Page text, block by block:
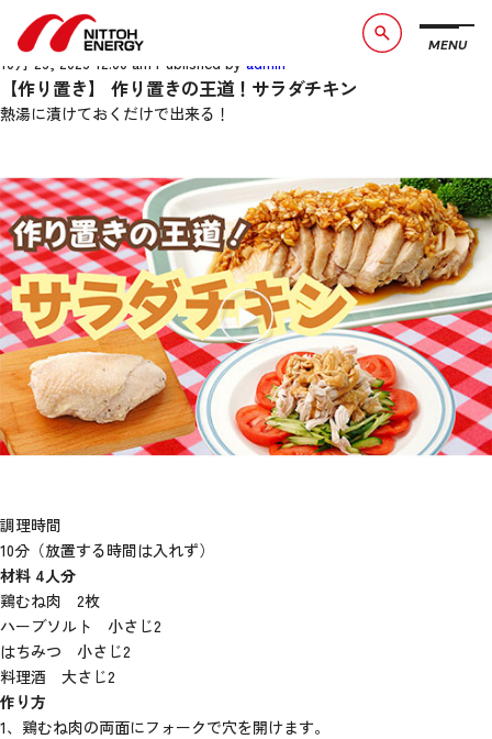
MENU
ブランドメッセージ
会社概要 数字で見る日東エネルギー
お知らせ お問い合わせ
採用情報 サービスサイト
【作り置き】 作り置きの王道！サ
ラダチキン
10月 23, 2023 12:00 am Published by admin
【作り置き】 作り置きの王道！サラダチキン
熱湯に漬けておくだけで出来る！
調理時間
10分（放置する時間は入れず）
材料 4人分
鶏むね肉 2枚
ハーブソルト 小さじ2
はちみつ 小さじ2
料理酒 大さじ2
作り方
1、鶏むね肉の両面にフォークで穴を開けます。